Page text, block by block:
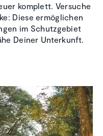
komplett. Versuche
Diese ermöglichen
im Schutzgebiet
Deiner Unterkunft.